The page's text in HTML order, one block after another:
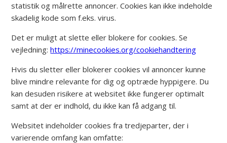
statistik og målrette annoncer. Cookies kan ikke indeholde
skadelig kode som f.eks. virus.
Det er muligt at slette eller blokere for cookies. Se
vejledning:https://minecookies.org/cookiehandtering
Hvis du sletter eller blokerer cookies vil annoncer kunne
blive mindre relevante for dig og optræde hyppigere. Du
kan desuden risikere at websitet ikke fungerer optimalt
samt at der er indhold, du ikke kan få adgang til.
Websitet indeholder cookies fra tredjeparter, der i
varierende omfang kan omfatte: